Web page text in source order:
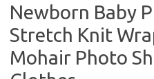
Newborn Baby
Stretch Knit
Mohair Photo